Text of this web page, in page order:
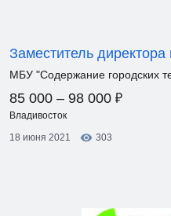
Заместитель
МБУ "Содержание городских
85 000 – 98 000 ₽
Владивосток
18 июня 2021
303